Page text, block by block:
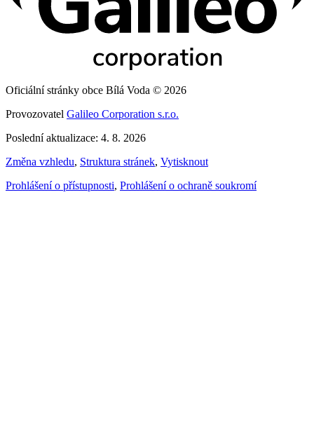
Oficiální stránky obce Bílá Voda © 2026
Provozovatel Galileo Corporation s.r.o.
Poslední aktualizace: 4. 8. 2026
Změna vzhledu, Struktura stránek, Vytisknout
Prohlášení o přístupnosti, Prohlášení o ochraně soukromí